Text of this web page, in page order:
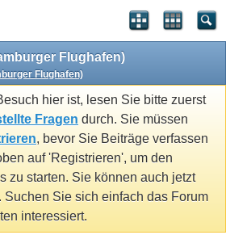
Flughafen)
Flughafen)
hier ist, lesen Sie bitte zuerst
Fragen durch. Sie müssen
, bevor Sie Beiträge verfassen
auf 'Registrieren', um den
zu starten. Sie können auch jetzt
Sie sich einfach das Forum
interessiert.